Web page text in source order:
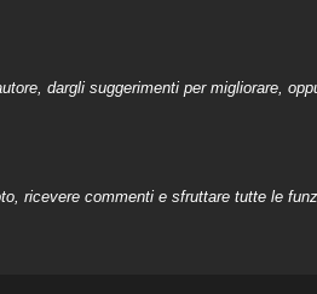
dargli suggerimenti per migliorare,
ricevere commenti e sfruttare tutte le